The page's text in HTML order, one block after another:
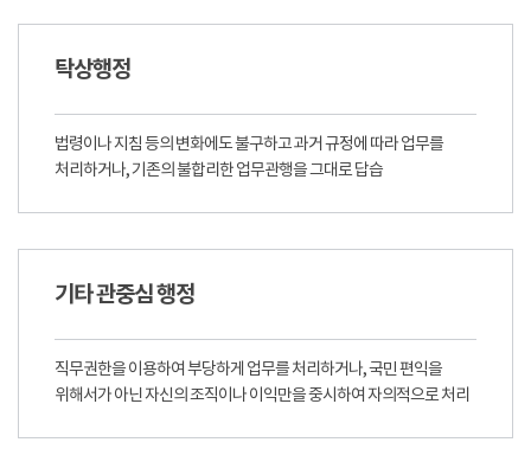
탁상행정
법령이나 지침 등의 변화에도 불구하고 과거 규정에 따라 업무를
처리하거나, 기존의 불합리한 업무관행을 그대로 답습
기타 관중심 행정
직무권한을 이용하여 부당하게 업무를 처리하거나, 국민 편익을
위해서가 아닌 자신의 조직이나 이익만을 중시하여 자의적으로 처리